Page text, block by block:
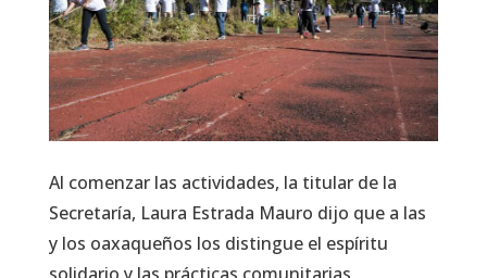
Al comenzar las actividades, la titular de la
Secretaría, Laura Estrada Mauro dijo que a las
y los oaxaqueños los distingue el espíritu